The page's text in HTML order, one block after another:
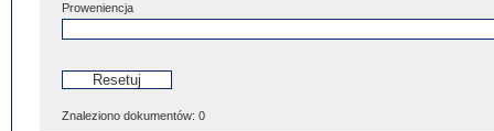
Proweniencja
Znaleziono dokumentów: 0